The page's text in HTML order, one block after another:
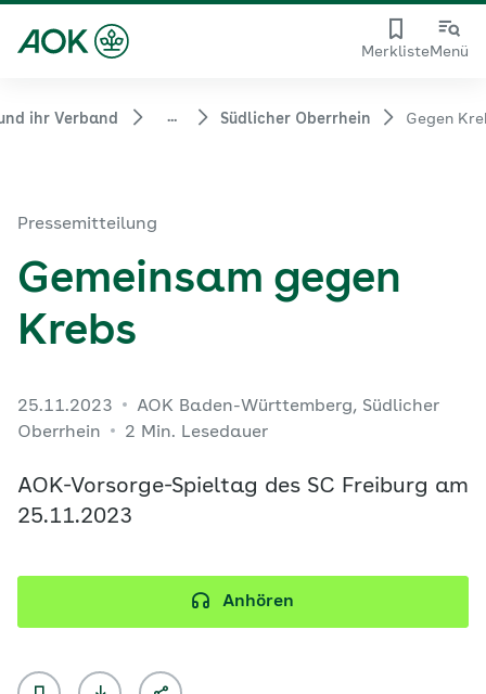
MerklisteMenü
ihr Verband ... Südlicher Oberrhein Gegen
Pressemitteilung
Gemeinsam gegen
Krebs
25.11.2023
AOK Baden-Württemberg, Südlicher
Oberrhein
2 Min. Lesedauer
AOK-Vorsorge-Spieltag des SC Freiburg am
25.11.2023
Anhören